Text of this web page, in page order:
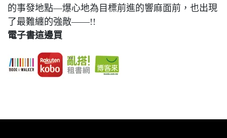
的事發地點—爆心地為目標前進的響麻面前，也出現
了最難纏的強敵——!!
電子書這邊買